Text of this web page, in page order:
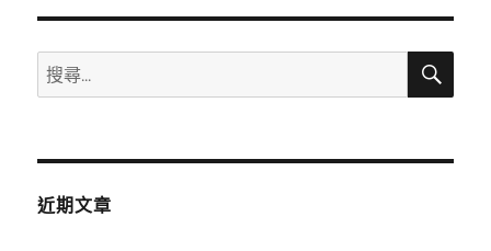
搜
尋
鍵
搜
近期文章